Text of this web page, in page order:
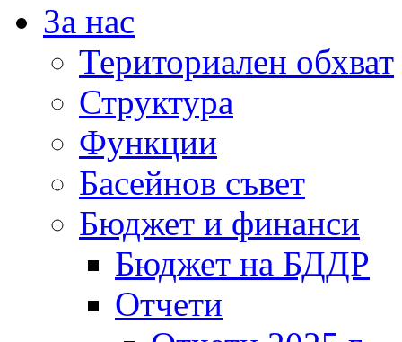
За нас
Териториален обхват
Структура
Функции
Басейнов съвет
Бюджет и финанси
Бюджет на БДДР
Отчети